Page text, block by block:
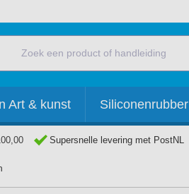
Art & kunst Siliconenrubber
Supersnelle levering met PostNL